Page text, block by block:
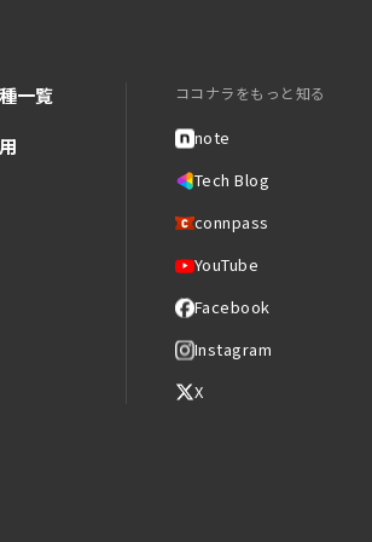
一覧
ココナラをもっと知る
note
Tech Blog
connpass
YouTube
Facebook
Instagram
X